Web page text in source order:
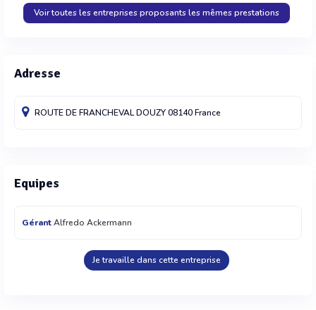
Voir toutes les entreprises proposants les mêmes prestations
Adresse
ROUTE DE FRANCHEVALDOUZY08140France
Equipes
GérantAlfredo Ackermann
Je travaille dans cette entreprise